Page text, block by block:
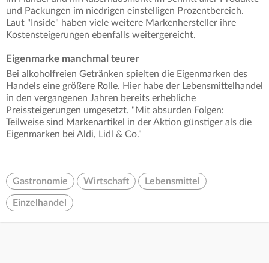
und Packungen im niedrigen einstelligen Prozentbereich.
Laut "Inside" haben viele weitere Markenhersteller ihre
Kostensteigerungen ebenfalls weitergereicht.
Eigenmarke manchmal teurer
Bei alkoholfreien Getränken spielten die Eigenmarken des
Handels eine größere Rolle. Hier habe der Lebensmittelhandel
in den vergangenen Jahren bereits erhebliche
Preissteigerungen umgesetzt. "Mit absurden Folgen:
Teilweise sind Markenartikel in der Aktion günstiger als die
Eigenmarken bei Aldi, Lidl & Co."
Gastronomie Wirtschaft Lebensmittel
Einzelhandel